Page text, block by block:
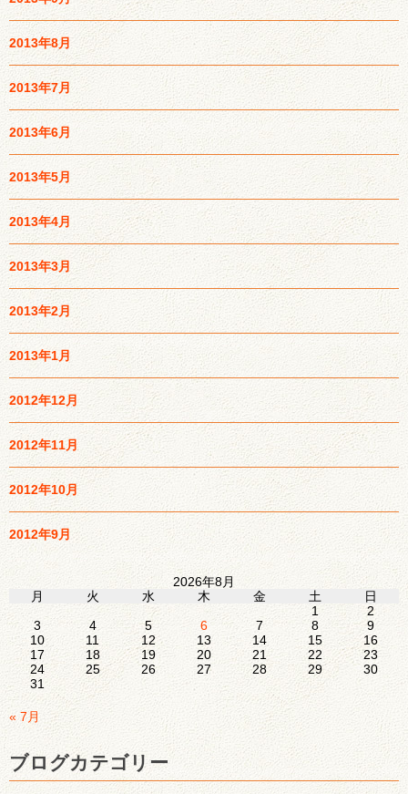
2013年8月
2013年7月
2013年6月
2013年5月
2013年4月
2013年3月
2013年2月
2013年1月
2012年12月
2012年11月
2012年10月
2012年9月
2026年8月
月
火 水 木 金 土
日
1
2
3
4 5 6 7 8
9
10
11 12 13 14 15
16
17
18 19 20 21 22
23
24
25 26 27 28 29
30
31
« 7月
ブログカテゴリー